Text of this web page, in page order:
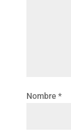
Nombre *